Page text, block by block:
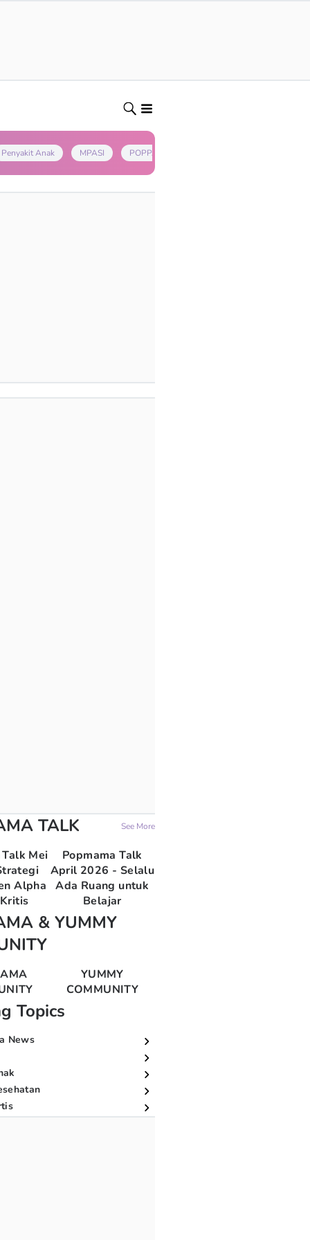
Penyakit Anak MPASI POPPAPA
TALK See More
Mei
Alpha
Popmama Talk
April 2026 - Selalu
Ada Ruang untuk
Belajar
& YUMMY
YUMMY
COMMUNITY
Topics
News